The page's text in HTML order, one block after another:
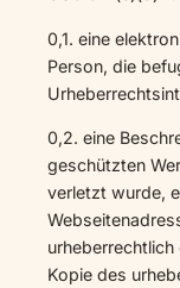
0,1. eine
Person, die
0,2. eine
geschützten
verletzt wurde,
Kopie des